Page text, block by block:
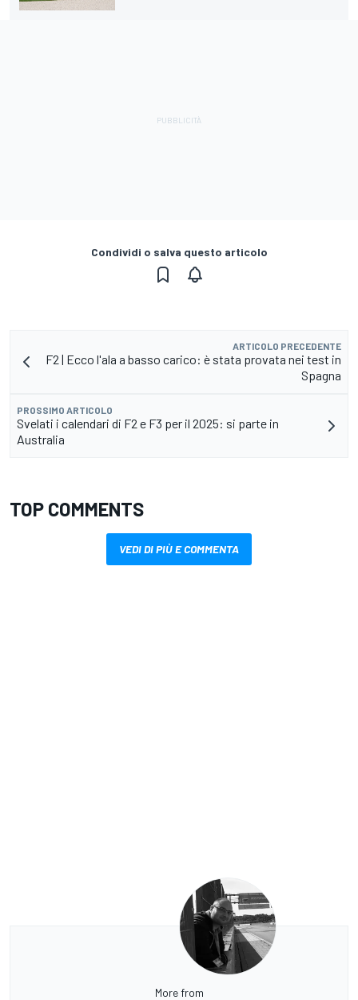
Condividi o salva questo articolo
ARTICOLO PRECEDENTE
F2 | Ecco l'ala a basso carico: è stata provata nei test in
Spagna
PROSSIMO ARTICOLO
Svelati i calendari di F2 e F3 per il 2025: si parte in
Australia
TOP COMMENTS
VEDI DI PIÙ E COMMENTA
More from